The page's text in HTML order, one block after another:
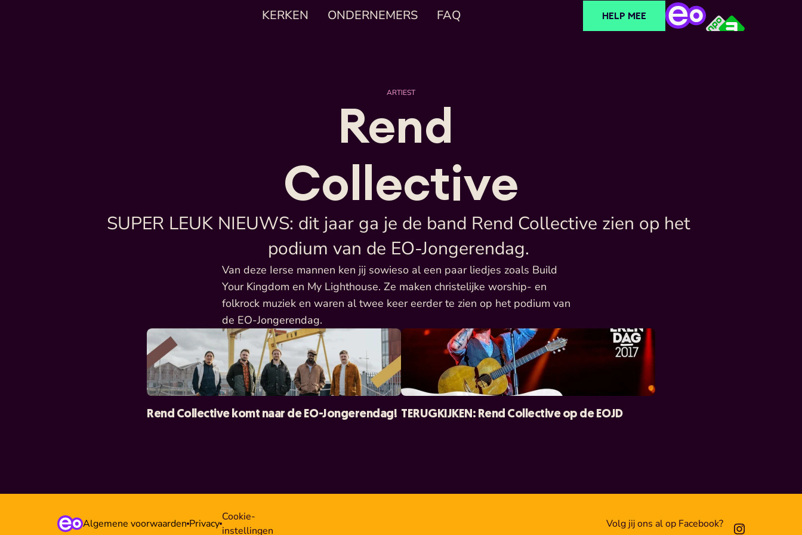
ONDERNEMERS
KERKEN FAQ HELP MEE
ARTIEST
Rend
Collective
SUPER LEUK NIEUWS: dit jaar ga je de band Rend Collective zien op het
podium van de EO-Jongerendag.
Van deze Ierse mannen ken jij sowieso al een paar liedjes zoals Build
Your Kingdom en My Lighthouse. Ze maken christelijke worship- en
folkrock muziek en waren al twee keer eerder te zien op het podium van
de EO-Jongerendag.
Rend Collective komt naar de EO-Jongerendag! TERUGKIJKEN: Rend Collective op de EOJD
Algemene voorwaarden Privacy
Cookie-
instellingen
Volg jij ons al op Facebook?